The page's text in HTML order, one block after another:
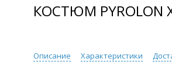
КОСТЮМ
Описание Характеристики